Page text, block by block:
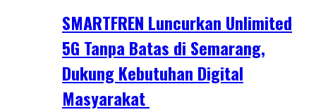
SMARTFREN Luncurkan Unlimited
5G Tanpa Batas di Semarang,
Dukung Kebutuhan Digital
Masyarakat